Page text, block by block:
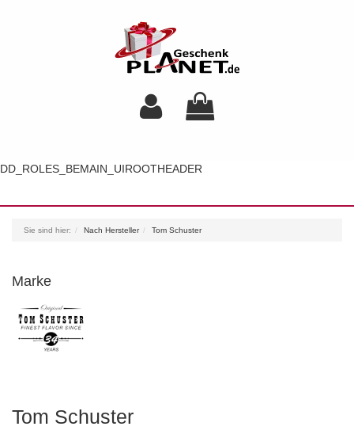
DD_ROLES_BEMAIN_UIROOTHEADER
Sie sind hier: Nach Hersteller Tom Schuster
Marke
Tom Schuster